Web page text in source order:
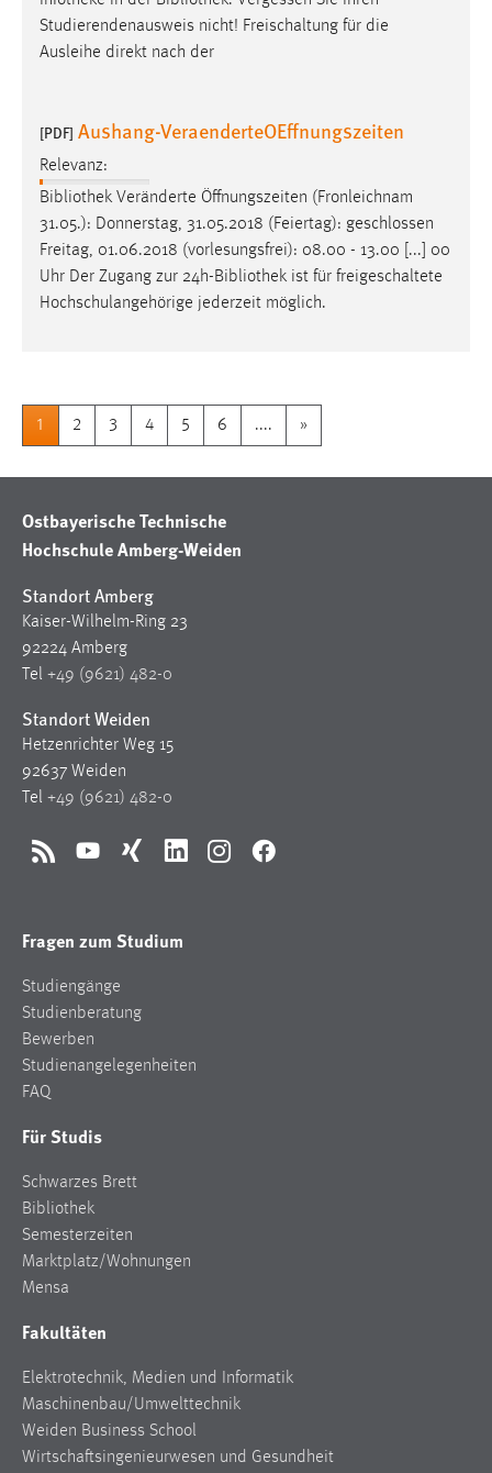
Studierendenausweis nicht! Freischaltung für die
Ausleihe direkt nach der
[PDF] Aushang-VeraenderteOEffnungszeiten
Relevanz:
Bibliothek Veränderte Öffnungszeiten (Fronleichnam
31.05.): Donnerstag, 31.05.2018 (Feiertag): geschlossen
Freitag, 01.06.2018 (vorlesungsfrei): 08.00 - 13.00 [...] 00
Uhr Der Zugang zur 24h-Bibliothek ist für freigeschaltete
Hochschulangehörige jederzeit möglich.
1 2 3 4 5 6 .... »
Ostbayerische Technische
Hochschule Amberg-Weiden
Standort Amberg
Kaiser-Wilhelm-Ring 23
92224 Amberg
Tel +49 (9621) 482-0
Standort Weiden
Hetzenrichter Weg 15
92637 Weiden
Tel +49 (9621) 482-0
RSS YouTubeXing LinkedInInstagramFacebook
Fragen zum Studium
Studiengänge
Studienberatung
Bewerben
Studienangelegenheiten
FAQ
Für Studis
Schwarzes Brett
Bibliothek
Semesterzeiten
Marktplatz/Wohnungen
Mensa
Fakultäten
Elektrotechnik, Medien und Informatik
Maschinenbau/Umwelttechnik
Weiden Business School
Wirtschaftsingenieurwesen und Gesundheit